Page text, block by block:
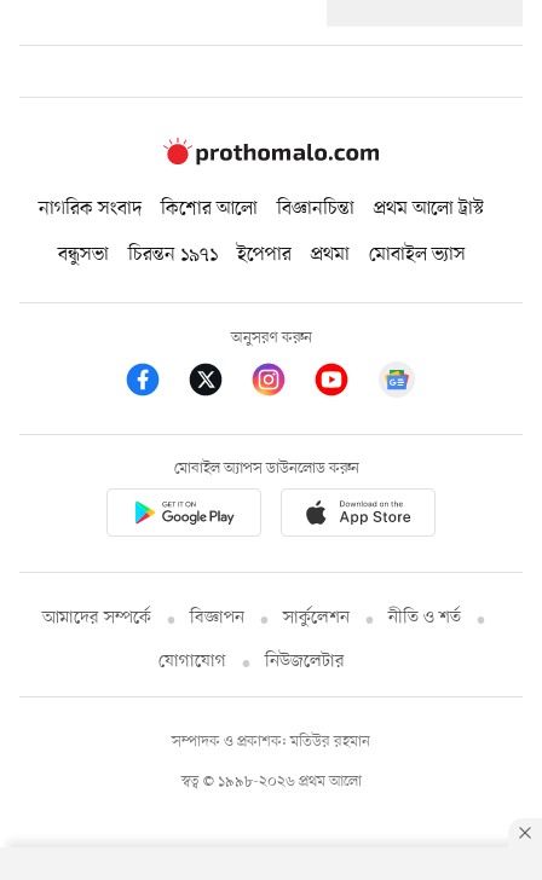
নাগরিক সংবাদ কিশোর আলো বিজ্ঞানচিন্তা
প্রথম আলো ট্রাস্ট
বন্ধুসভা
চিরন্তন ১৯৭১ ইপেপার প্রথমা মোবাইল ভ্যাস
অনুসরণ করুন
মোবাইল অ্যাপস ডাউনলোড করুন
আমাদের সম্পর্কে বিজ্ঞাপন সার্কুলেশন
নীতি ও শর্ত
যোগাযোগ
নিউজলেটার
স্বত্ব © ১৯৯৮-২০২৬ প্রথম আলো
সম্পাদক ও প্রকাশক: মতিউর রহমান